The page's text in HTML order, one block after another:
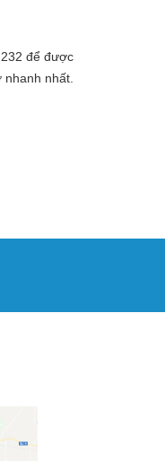
để được
nhanh nhất.